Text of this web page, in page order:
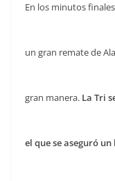
En los minutos
un gran remate de
gran manera. La Tri
el que se aseguró